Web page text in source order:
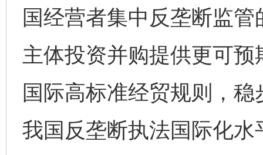
国经营者集中反垄断监
主体投资并购提供更可
国际高标准经贸规则，
我国反垄断执法国际化水
千年窑火 生生不息